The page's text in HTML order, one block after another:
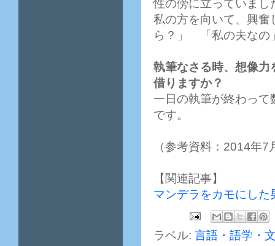
性の傍に立っていまし
私の方を向いて、興奮
ら？」 「私の夫なの
執筆なさる時、想像力
借りますか？
一日の執筆が終わっ
です。
（参考資料：2014年
【関連記事】
マンデラをカモにし
ラベル: 言語・語学・